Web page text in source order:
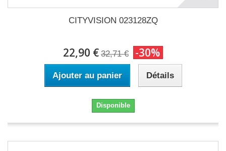
CITYVISION 023128ZQ
22,90 € 32,71 € -30%
Ajouter au panier Détails
Disponible